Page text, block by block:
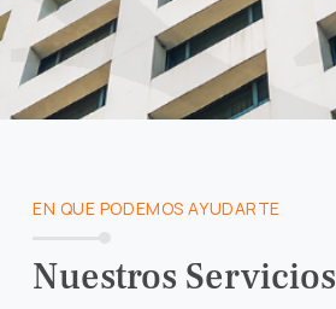
EN QUE PODEMOS AYUDARTE
Nuestros Servicios